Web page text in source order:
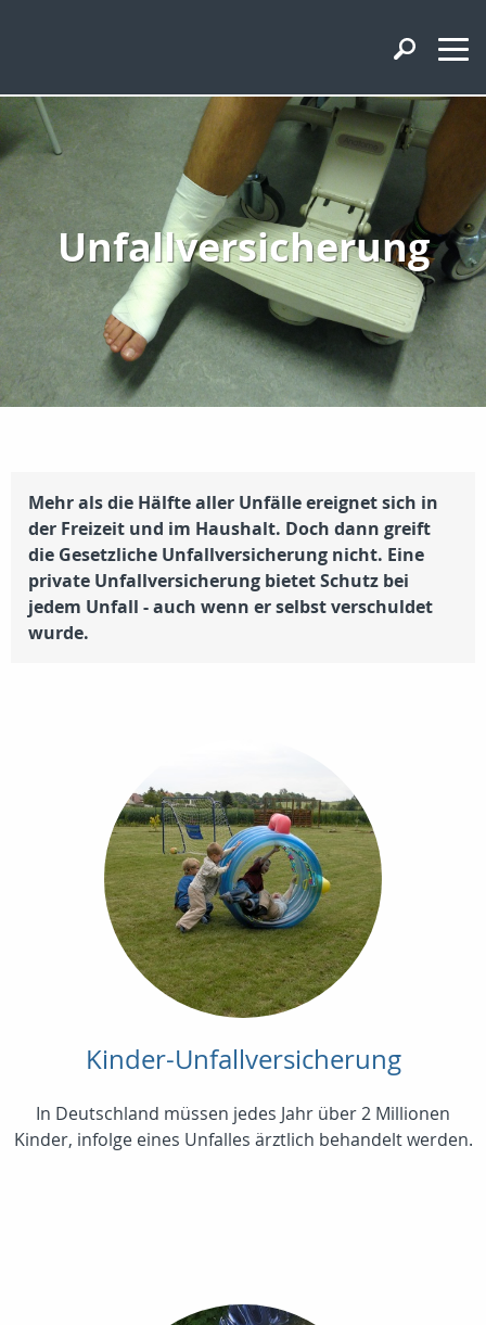
Unfallversicherung
Mehr als die Hälfte aller Unfälle ereignet sich in
der Freizeit und im Haushalt. Doch dann greift
die Gesetzliche Unfallversicherung nicht. Eine
private Unfallversicherung bietet Schutz bei
jedem Unfall - auch wenn er selbst verschuldet
wurde.
Kinder-Unfallversicherung
In Deutschland müssen jedes Jahr über 2 Millionen
Kinder, infolge eines Unfalles ärztlich behandelt werden.